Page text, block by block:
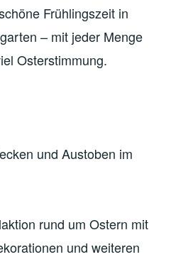
Frühlingszeit in
– mit jeder Menge
Osterstimmung.
und Austoben im
rund um Ostern mit
und weiteren